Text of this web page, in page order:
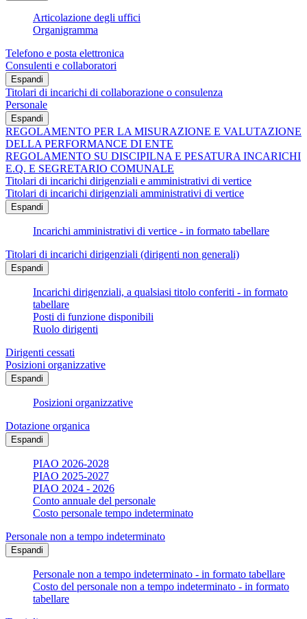
Articolazione degli uffici
Organigramma
Telefono e posta elettronica
Consulenti e collaboratori
Espandi
Titolari di incarichi di collaborazione o consulenza
Personale
Espandi
REGOLAMENTO PER LA MISURAZIONE E VALUTAZIONE
DELLA PERFORMANCE DI ENTE
REGOLAMENTO SU DISCIPILNA E PESATURA INCARICHI
E.Q. E SEGRETARIO COMUNALE
Titolari di incarichi dirigenziali e amministrativi di vertice
Titolari di incarichi dirigenziali amministrativi di vertice
Espandi
Incarichi amministrativi di vertice - in formato tabellare
Titolari di incarichi dirigenziali (dirigenti non generali)
Espandi
Incarichi dirigenziali, a qualsiasi titolo conferiti - in formato
tabellare
Posti di funzione disponibili
Ruolo dirigenti
Dirigenti cessati
Posizioni organizzative
Espandi
Posizioni organizzative
Dotazione organica
Espandi
PIAO 2026-2028
PIAO 2025-2027
PIAO 2024 - 2026
Conto annuale del personale
Costo personale tempo indeterminato
Personale non a tempo indeterminato
Espandi
Personale non a tempo indeterminato - in formato tabellare
Costo del personale non a tempo indeterminato - in formato
tabellare